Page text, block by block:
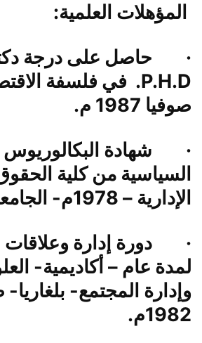
المؤهلات العلمية:
·
حاصل على درجة
P.H.D. في فلسفة
صوفيا 1987 م.
·
شهادة
السياسية من كلية
الإدارية – 1978م- الجامعة اللبنانية.
·
دورة إدارة
لمدة عام – أكاديمية-
وإدارة المجتمع- بلغاريا-
1982م.